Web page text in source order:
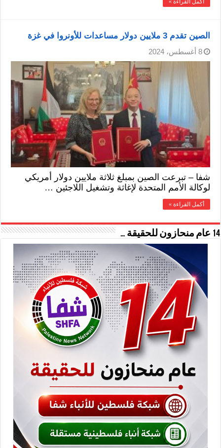
أكمل القراءة »
الصين تقدم 3 ملايين دولار مساعدات للأونروا في غزة
8 أغسطس، 2024
شفا – تبرعت الصين بمبلغ ثلاثة ملايين دولار أمريكي
لوكالة الأمم المتحدة لإغاثة وتشغيل اللاجئين …
أكمل القراءة »
14 عام منحازون للحقيقة …